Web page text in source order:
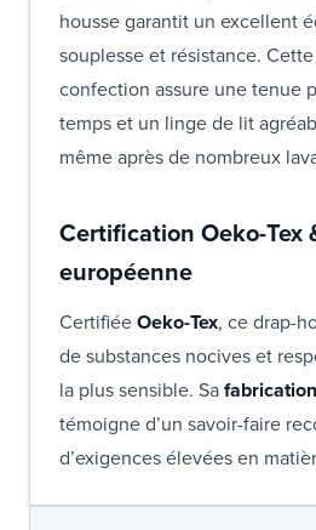
housse garantit un excellent
souplesse et résistance.
confection assure une tenue
temps et un linge de lit
même après de nombreux
Certification Oeko-Tex
européenne
CertifiéeOeko-Tex, ce drap-
de substances nocives et
la plus sensible. Sa
témoigne d’un savoir-faire
d’exigences élevées en